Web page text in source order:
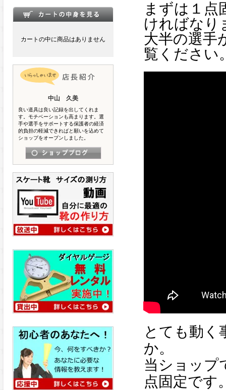
カートの中に商品はありません
中山 久美
良い道具は良い記録を出してくれま
す。モチベーションも高まります。選
手や選手をサポートする保護者の経済
的負担の軽減できればと願いを込めて
ショップをオープンしました。
まずは１点
ければなり
大半の選手
覧ください
とても動く
か。
当ショップ
点固定です